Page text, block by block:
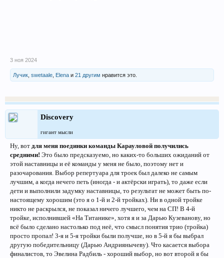
3 ноя 2024
Лучик swetaale Elena и 21 другим нравится это.
Discovery
гигант мысли
Ну, вот для меня поединки команды Карауловой получились
средними! Это было предсказуемо, но каких-то больших ожиданий от
этой наставницы и её команды у меня не было, поэтому нет и
разочарования. Выбор репертуара для троек был далеко не самым
лучшим, а когда нечего петь (иногда - и актёрски играть), то даже если
дети и выполнили задумку наставницы, то результат не может быть по-
настоящему хорошим (это я о 1-й и 2-й тройках). Ни в одной тройке
никто не раскрылся, не показал ничего лучшего, чем на СП! В 4-й
тройке, исполнившей «На Титанике», хотя я и за Дарью Кузеванову, но
всё было сделано настолько под неё, что смысл понятия трио (тройка)
просто пропал! 3-я и 5-я тройки были получше, но в 5-й я бы выбрал
другую победительницу (Дарью Андриянычеву). Что касается выбора
финалистов, то Эвелина Радбиль - хороший выбор, но вот второй я бы